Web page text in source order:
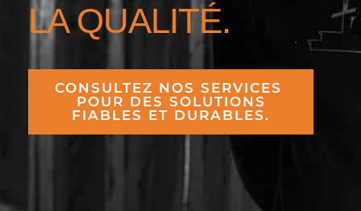
LA QUALITÉ.
CONSULTEZ NOS SERVICES
POUR DES SOLUTIONS
FIABLES ET DURABLES.